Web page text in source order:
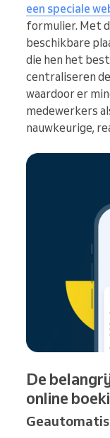
een speciale
formulier. Met
beschikbare
die hen het
centraliseren
waardoor er
medewerkers
nauwkeurige,
De
online